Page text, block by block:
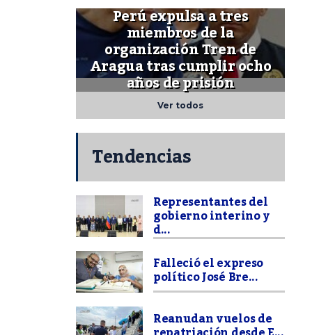
Perú expulsa a tres
miembros de la
organización Tren de
Aragua tras cumplir ocho
años de prisión
Ver todos
Tendencias
Representantes del
gobierno interino y
d...
Falleció el expreso
político José Bre...
Reanudan vuelos de